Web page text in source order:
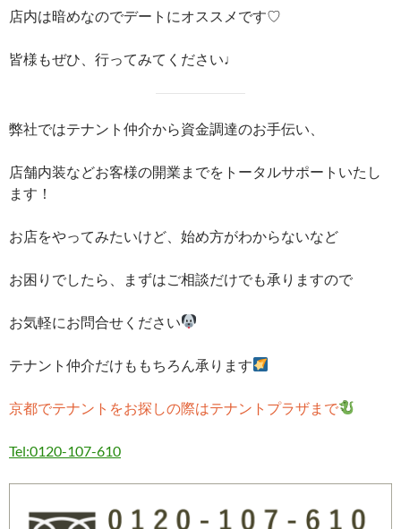
店内は暗めなのでデートにオススメです♡
皆様もぜひ、行ってみてください♩
弊社ではテナント仲介から資金調達のお手伝い、
店舗内装などお客様の開業までをトータルサポートいたし
ます！
お店をやってみたいけど、始め方がわからないなど
お困りでしたら、まずはご相談だけでも承りますので
お気軽にお問合せください
テナント仲介だけももちろん承ります
京都でテナントをお探しの際はテナントプラザまで
Tel:0120-107-610